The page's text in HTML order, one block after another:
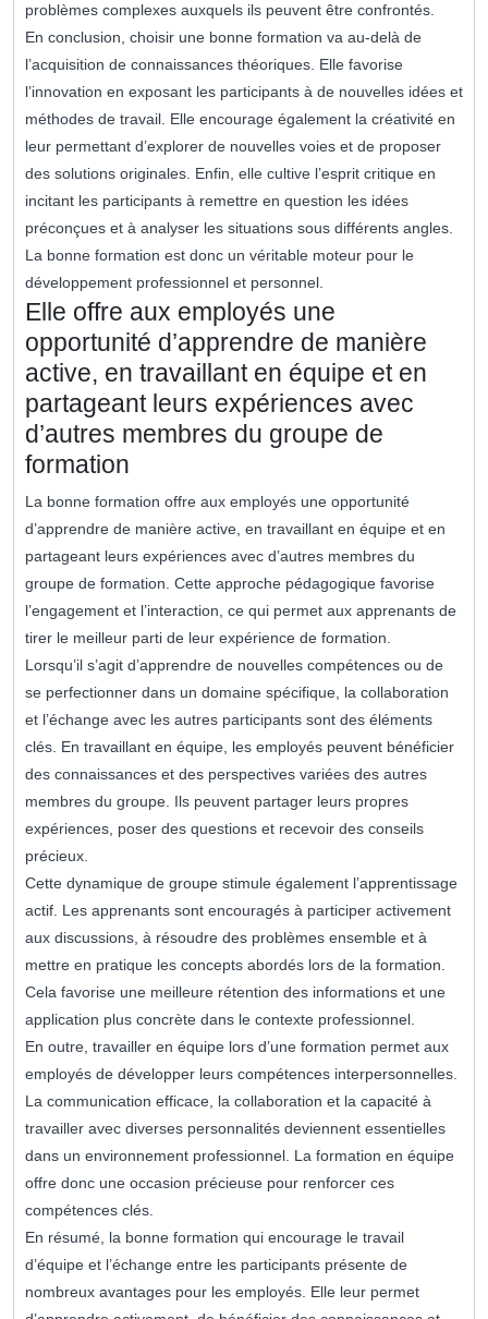
problèmes complexes auxquels ils peuvent être confrontés.
En conclusion, choisir une bonne formation va au-delà de
l’acquisition de connaissances théoriques. Elle favorise
l’innovation en exposant les participants à de nouvelles idées et
méthodes de travail. Elle encourage également la créativité en
leur permettant d’explorer de nouvelles voies et de proposer
des solutions originales. Enfin, elle cultive l’esprit critique en
incitant les participants à remettre en question les idées
préconçues et à analyser les situations sous différents angles.
La bonne formation est donc un véritable moteur pour le
développement professionnel et personnel.
Elle offre aux employés une
opportunité d’apprendre de manière
active, en travaillant en équipe et en
partageant leurs expériences avec
d’autres membres du groupe de
formation
La bonne formation offre aux employés une opportunité
d’apprendre de manière active, en travaillant en équipe et en
partageant leurs expériences avec d’autres membres du
groupe de formation. Cette approche pédagogique favorise
l’engagement et l’interaction, ce qui permet aux apprenants de
tirer le meilleur parti de leur expérience de formation.
Lorsqu’il s’agit d’apprendre de nouvelles compétences ou de
se perfectionner dans un domaine spécifique, la collaboration
et l’échange avec les autres participants sont des éléments
clés. En travaillant en équipe, les employés peuvent bénéficier
des connaissances et des perspectives variées des autres
membres du groupe. Ils peuvent partager leurs propres
expériences, poser des questions et recevoir des conseils
précieux.
Cette dynamique de groupe stimule également l’apprentissage
actif. Les apprenants sont encouragés à participer activement
aux discussions, à résoudre des problèmes ensemble et à
mettre en pratique les concepts abordés lors de la formation.
Cela favorise une meilleure rétention des informations et une
application plus concrète dans le contexte professionnel.
En outre, travailler en équipe lors d’une formation permet aux
employés de développer leurs compétences interpersonnelles.
La communication efficace, la collaboration et la capacité à
travailler avec diverses personnalités deviennent essentielles
dans un environnement professionnel. La formation en équipe
offre donc une occasion précieuse pour renforcer ces
compétences clés.
En résumé, la bonne formation qui encourage le travail
d’équipe et l’échange entre les participants présente de
nombreux avantages pour les employés. Elle leur permet